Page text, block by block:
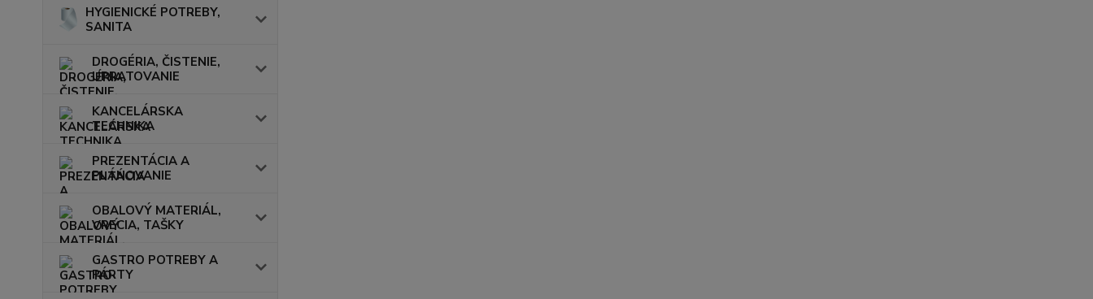
HYGIENICKÉ POTREBY,
SANITA
DROGÉRIA, ČISTENIE,
UPRATOVANIE
KANCELÁRSKA
TECHNIKA
PREZENTÁCIA A
PLÁNOVANIE
OBALOVÝ MATERIÁL,
VRECIA, TAŠKY
GASTRO POTREBY A
PÁRTY